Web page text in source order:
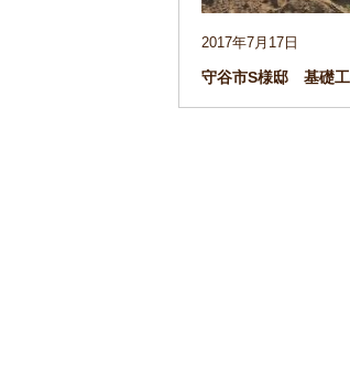
2017年7月17日
守谷市S様邸 基礎